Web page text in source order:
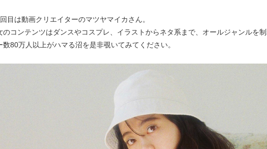
目は動画クリエイターのマツヤマイカさん。
のコンテンツはダンスやコスプレ、イラストからネタ系まで、オールジャンルを
数80万人以上がハマる沼を是非覗いてみてください。